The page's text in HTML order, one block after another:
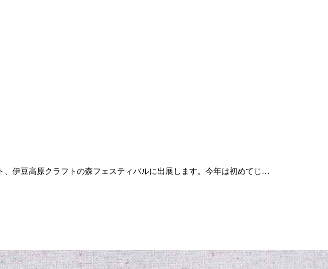
伊豆高原クラフトの森フェスティバルに出展します。今年は初めてじ…